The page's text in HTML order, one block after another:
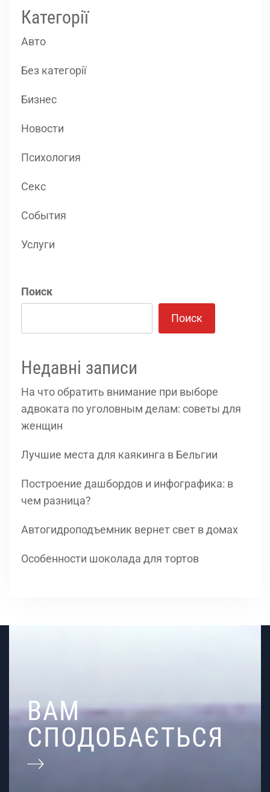
Категорії
Авто
Без категорії
Бизнес
Новости
Психология
Секс
События
Услуги
Поиск
Поиск
Недавні записи
На что обратить внимание при выборе
адвоката по уголовным делам: советы для
женщин
Лучшие места для каякинга в Бельгии
Построение дашбордов и инфографика: в
чем разница?
Автогидроподъемник вернет свет в домах
Особенности шоколада для тортов
ВАМ
СПОДОБАЄТЬСЯ